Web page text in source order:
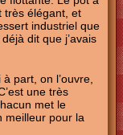
très élégant, et
industriel que
dit que j’avais
part, on l’ouvre,
une très
met le
meilleur pour la